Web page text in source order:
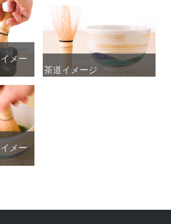
メー
メー
茶道イメージ
茶道イメージ
メー
メー